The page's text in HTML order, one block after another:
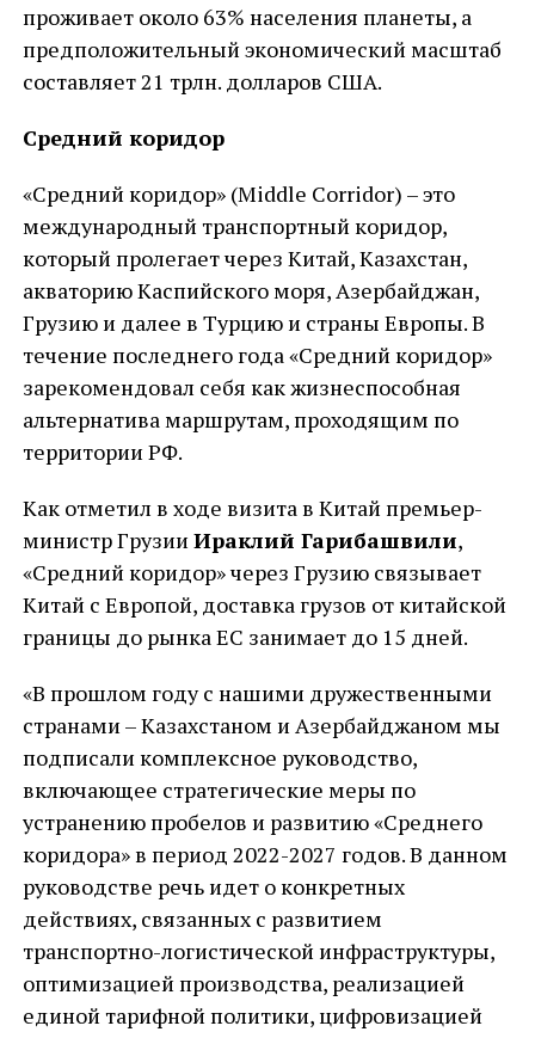
проживает около 63% населения планеты, а
предположительный экономический масштаб
составляет 21 трлн. долларов США.
Средний коридор
«Средний коридор» (Middle Corridor) – это
международный транспортный коридор,
который пролегает через Китай, Казахстан,
акваторию Каспийского моря, Азербайджан,
Грузию и далее в Турцию и страны Европы. В
течение последнего года «Средний коридор»
зарекомендовал себя как жизнеспособная
альтернатива маршрутам, проходящим по
территории РФ.
Как отметил в ходе визита в Китай премьер-
министр ГрузииИраклий Гарибашвили,
«Средний коридор» через Грузию связывает
Китай с Европой, доставка грузов от китайской
границы до рынка ЕС занимает до 15 дней.
«В прошлом году с нашими дружественными
странами – Казахстаном и Азербайджаном мы
подписали комплексное руководство,
включающее стратегические меры по
устранению пробелов и развитию «Среднего
коридора» в период 2022-2027 годов. В данном
руководстве речь идет о конкретных
действиях, связанных с развитием
транспортно-логистической инфраструктуры,
оптимизацией производства, реализацией
единой тарифной политики, цифровизацией